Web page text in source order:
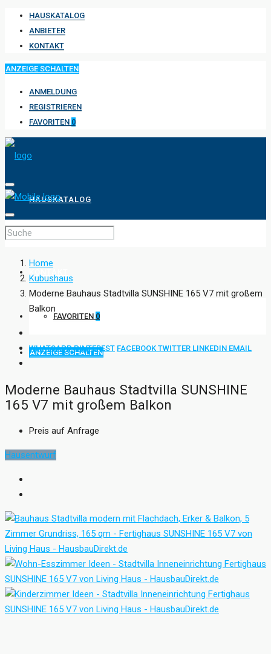
HAUSKATALOG
ANBIETER
KONTAKT
ANZEIGE SCHALTEN
ANMELDUNG
REGISTRIEREN
FAVORITEN 0
HAUSKATALOG
ANBIETER
FAVORITEN 0
ANZEIGE SCHALTEN
Home
Kubushaus
Moderne Bauhaus Stadtvilla SUNSHINE 165 V7 mit großem
Balkon
WHATSAPP PINTEREST FACEBOOK TWITTER LINKEDIN EMAIL
Moderne Bauhaus Stadtvilla SUNSHINE
165 V7 mit großem Balkon
Preis auf Anfrage
Hausentwurf